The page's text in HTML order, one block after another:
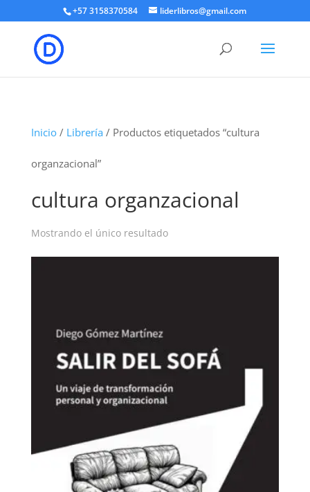
+57 3158370584 liderlibros@gmail.com
Inicio/ Librería / Productos etiquetados “cultura
organzacional”
cultura organzacional
Mostrando el único resultado